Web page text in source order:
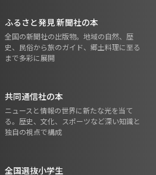
ふるさと発見 新聞社の本
全国の新聞社の出版物。地域の自然、歴
史、民俗から旅のガイド、郷土料理に至る
まで多彩に展開
共同通信社の本
ニュースと情報の世界に新たな光を当て
る。歴史、文化、スポーツなど深い知識と
独自の視点で構成
全国選抜小学生